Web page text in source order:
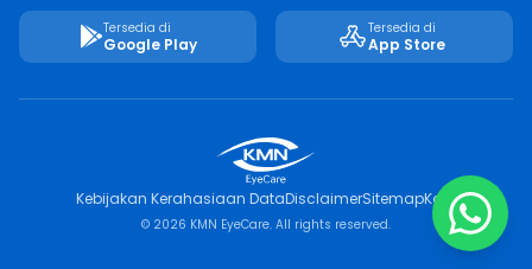
Tersedia di
Google Play
Tersedia di
App Store
Kebijakan Kerahasiaan DataDisclaimerSitemapKarir
© 2026 KMN EyeCare. All rights reserved.